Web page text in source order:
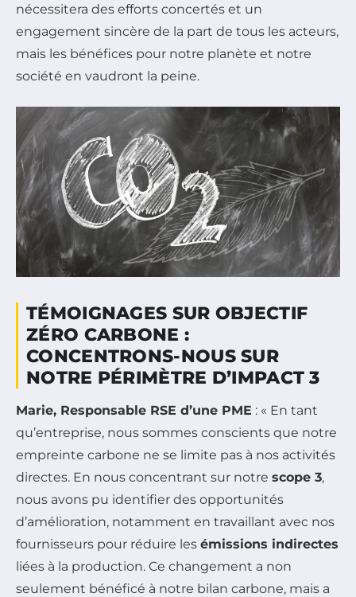
nécessitera des efforts concertés et un
engagement sincère de la part de tous les acteurs,
mais les bénéfices pour notre planète et notre
société en vaudront la peine.
TÉMOIGNAGES SUR OBJECTIF
ZÉRO CARBONE :
CONCENTRONS-NOUS SUR
NOTRE PÉRIMÈTRE D’IMPACT 3
Marie, Responsable RSE d’une PME : « En tant
qu’entreprise, nous sommes conscients que notre
empreinte carbone ne se limite pas à nos activités
directes. En nous concentrant sur notre scope 3,
nous avons pu identifier des opportunités
d’amélioration, notamment en travaillant avec nos
fournisseurs pour réduire les émissions indirectes
liées à la production. Ce changement a non
seulement bénéficé à notre bilan carbone, mais a